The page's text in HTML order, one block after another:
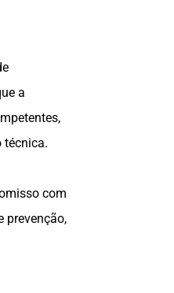
a
técnica.
com
prevenção,